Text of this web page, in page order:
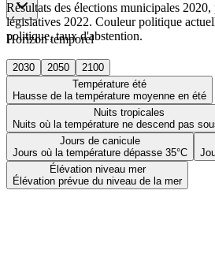
Horizon temporel
2030 2050
2100
Température été
Hausse de la température moyenne en été
Nuits tropicales
Nuits où la température ne descend pas
Jours de canicule
Jours où la température dépasse 35°C
Élévation niveau mer
Élévation prévue du niveau de la mer
Résultats des élections municipales
législatives 2022. Couleur politique
politique, taux d'abstention.